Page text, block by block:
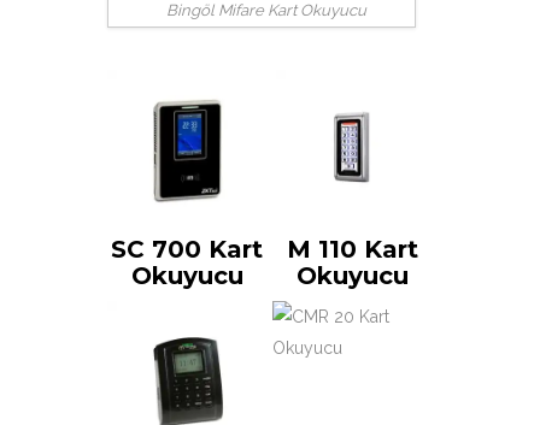
Bingöl Mifare Kart Okuyucu
SC 700 Kart
Okuyucu
M 110 Kart
Okuyucu